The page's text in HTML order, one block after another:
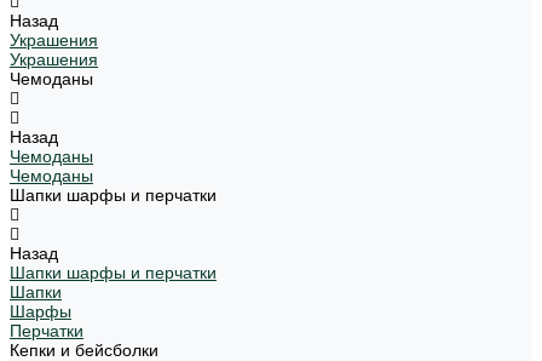
Назад
Украшения
Украшения
Чемоданы
Назад
Чемоданы
Чемоданы
Шапки шарфы и перчатки
Назад
Шапки шарфы и перчатки
Шапки
Шарфы
Перчатки
Кепки и бейсболки